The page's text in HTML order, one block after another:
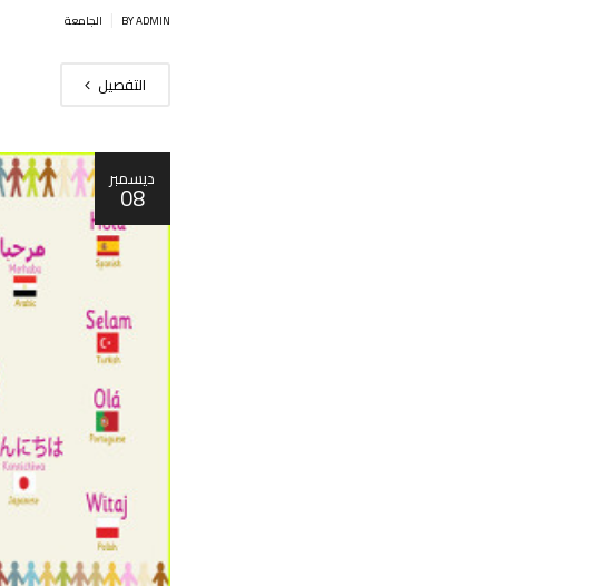
BY ADMIN الجامعة
التفصيل
ديسمبر
08